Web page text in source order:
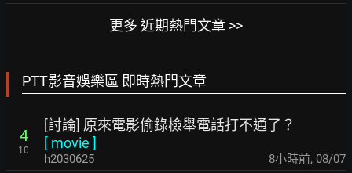
更多 近期熱門文章 >>
PTT影音娛樂區 即時熱門文章
4
10
[討論] 原來電影偷錄檢舉電話打不通了？
[ movie ]
h2030625 8小時前, 08/07